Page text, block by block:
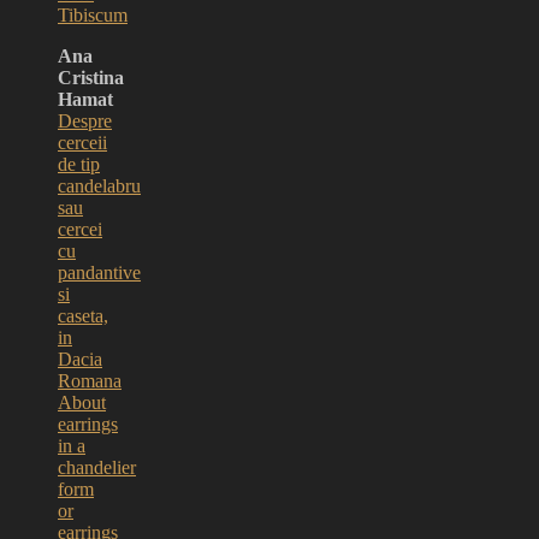
Tibiscum
Ana
Cristina
Hamat
Despre
cerceii
de tip
candelabru
sau
cercei
cu
pandantive
si
caseta,
in
Dacia
Romana
About
earrings
in a
chandelier
form
or
earrings